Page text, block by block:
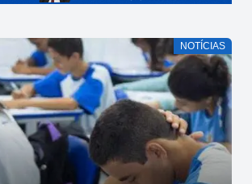
NOTÍCIAS